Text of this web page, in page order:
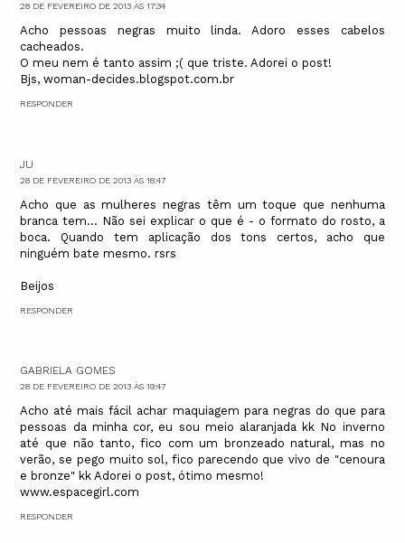
28 DE FEVEREIRO DE 2013 ÀS 17:34
Acho pessoas negras muito linda. Adoro esses cabelos
cacheados.
O meu nem é tanto assim ;( que triste. Adorei o post!
Bjs, woman-decides.blogspot.com.br
RESPONDER
JU
28 DE FEVEREIRO DE 2013 ÀS 18:47
Acho que as mulheres negras têm um toque que nenhuma
branca tem... Não sei explicar o que é - o formato do rosto, a
boca. Quando tem aplicação dos tons certos, acho que
ninguém bate mesmo. rsrs
Beijos
RESPONDER
GABRIELA GOMES
28 DE FEVEREIRO DE 2013 ÀS 19:47
Acho até mais fácil achar maquiagem para negras do que para
pessoas da minha cor, eu sou meio alaranjada kk No inverno
até que não tanto, fico com um bronzeado natural, mas no
verão, se pego muito sol, fico parecendo que vivo de "cenoura
e bronze" kk Adorei o post, ótimo mesmo!
www.espacegirl.com
RESPONDER